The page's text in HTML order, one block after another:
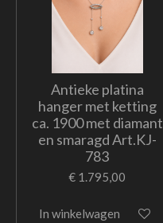
Antieke platina
hanger met ketting
ca. 1900 met diamant
en smaragd Art.KJ-
783
€ 1.795,00
In winkelwagen